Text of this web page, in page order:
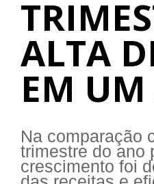
ALTA
EM
Na comparação
trimestre do ano
crescimento foi